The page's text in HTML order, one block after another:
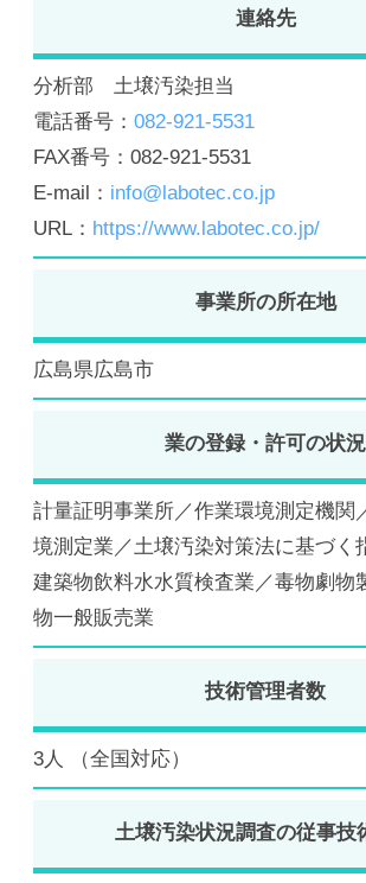
連絡先
分析部 土壌汚染担当
電話番号： 082-921-5531
FAX番号：082-921-5531
E-mail： info@labotec.co.jp
URL： https://www.labotec.co.jp/
事業所の所在地
広島県広島市
業の登録・許可の状況
計量証明事業所／作業環境測定機関
境測定業／土壌汚染対策法に基づく
建築物飲料水水質検査業／毒物劇物
物一般販売業
技術管理者数
3人 （全国対応）
土壌汚染状況調査の従事技